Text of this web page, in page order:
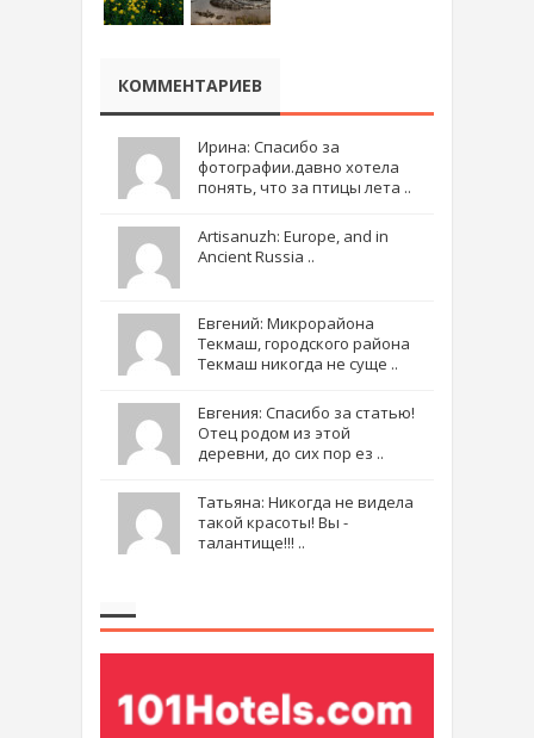
КОММЕНТАРИЕВ
Ирина: Спасибо за
фотографии.давно хотела
понять, что за птицы лета ..
Artisanuzh: Europe, and in
Ancient Russia ..
Евгений: Микрорайона
Текмаш, городского района
Текмаш никогда не суще ..
Евгения: Спасибо за статью!
Отец родом из этой
деревни, до сих пор ез ..
Татьяна: Никогда не видела
такой красоты! Вы -
талантище!!! ..